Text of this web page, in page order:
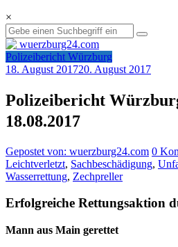
×
Polizeibericht Würzburg
18. August 201720. August 2017
Polizeibericht
18.08.2017
Gepostet von: wuerzburg24.com 0
Leichtverletzt, Sachbeschädigung,
Wasserrettung, Zechpreller
Erfolgreiche Rettungsaktion
Mann aus Main gerettet